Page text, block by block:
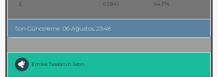
£ 63.841 64.174
Son Güncelleme 06 Ağustos, 23:48
Emlak Talebinizi İletin